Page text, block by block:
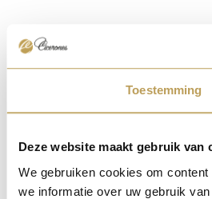
Toestemming
Deze website maakt gebruik van
We gebruiken cookies om
we informatie over uw gebruik